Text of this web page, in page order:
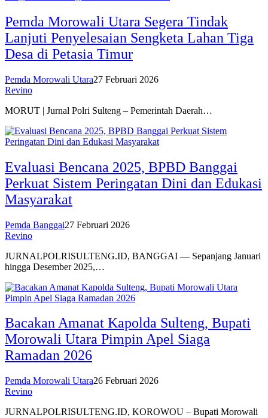
Pemda Morowali Utara Segera Tindak
Lanjuti Penyelesaian Sengketa Lahan Tiga
Desa di Petasia Timur
Pemda Morowali Utara27 Februari 2026
Revino
MORUT | Jurnal Polri Sulteng – Pemerintah Daerah…
Evaluasi Bencana 2025, BPBD Banggai
Perkuat Sistem Peringatan Dini dan Edukasi
Masyarakat
Pemda Banggai27 Februari 2026
Revino
JURNALPOLRISULTENG.ID, BANGGAI — Sepanjang Januari
hingga Desember 2025,…
Bacakan Amanat Kapolda Sulteng, Bupati
Morowali Utara Pimpin Apel Siaga
Ramadan 2026
Pemda Morowali Utara26 Februari 2026
Revino
JURNALPOLRISULTENG.ID, KOROWOU – Bupati Morowali